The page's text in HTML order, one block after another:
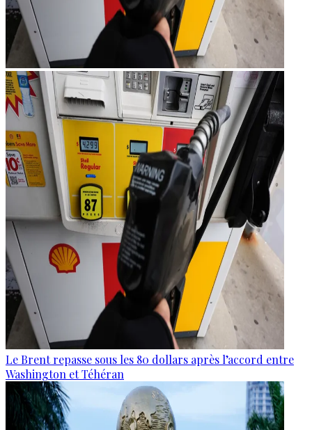
Le Brent repasse sous les 80 dollars après l’accord entre
Washington et Téhéran